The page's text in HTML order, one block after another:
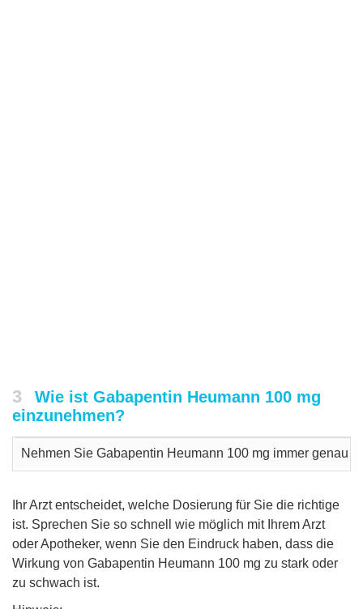
3
Wie ist Gabapentin Heumann 100 mg
einzunehmen?
Nehmen Sie Gabapentin Heumann 100 mg immer genau
Ihr Arzt entscheidet, welche Dosierung für Sie die richtige
ist. Sprechen Sie so schnell wie möglich mit Ihrem Arzt
oder Apotheker, wenn Sie den Eindruck haben, dass die
Wirkung von Gabapentin Heumann 100 mg zu stark oder
zu schwach ist.